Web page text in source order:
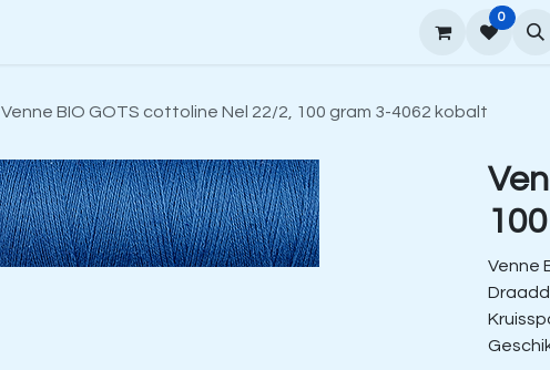
Hoe te
0
Venne BIO GOTS cottoline Nel 22/2, 100 gram 3-4062 kobalt
Venne